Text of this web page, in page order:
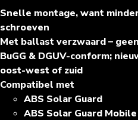
Snelle montage, want
schroeven
Met ballast verzwaard –
BuGG & DGUV-conform;
oost-west of zuid
Compatibel met
ABS Solar Guard
ABS Solar Guard Mobile